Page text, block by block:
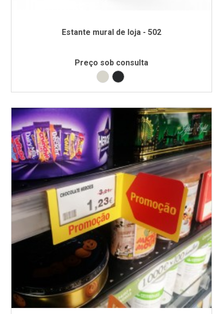
Estante mural de loja - 502
Preço sob consulta
Branco RAL9002
Preto RAL9005